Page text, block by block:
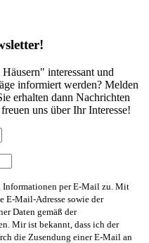
interessant und
informiert werden? Melden
erhalten dann Nachrichten
uns über Ihr Interesse!
Informationen per E-Mail zu. Mit
E-Mail-Adresse sowie der
Daten gemäß der
Mir ist bekannt, dass ich der
die Zusendung einer E-Mail an